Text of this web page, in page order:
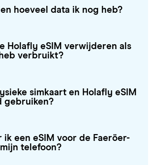
hoeveel data ik nog heb?
Holafly eSIM verwijderen als
verbruikt?
simkaart en Holafly eSIM
gebruiken?
ik een eSIM voor de Faeröer-
telefoon?